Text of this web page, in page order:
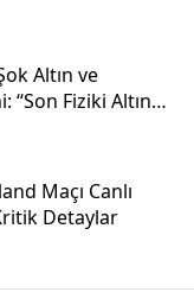
Altın ve
“Son Fiziki Altın
Maçı Canlı
Detaylar